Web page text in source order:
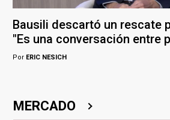
Bausili descartó un rescate
"Es una conversación entre
Por ERIC NESICH
MERCADO